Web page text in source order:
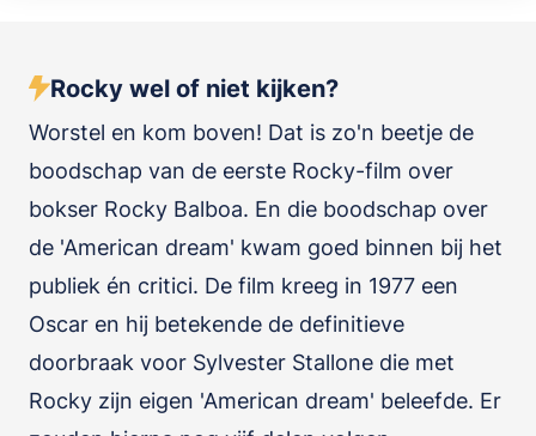
Rocky wel of niet kijken?
Worstel en kom boven! Dat is zo'n beetje de
boodschap van de eerste Rocky-film over
bokser Rocky Balboa. En die boodschap over
de 'American dream' kwam goed binnen bij het
publiek én critici. De film kreeg in 1977 een
Oscar en hij betekende de definitieve
doorbraak voor Sylvester Stallone die met
Rocky zijn eigen 'American dream' beleefde. Er